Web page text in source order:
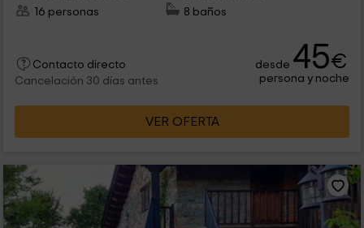
16 personas
8 baños
Contacto directo
Cancelación 30 días antes
desde 45€
persona y noche
VER OFERTA